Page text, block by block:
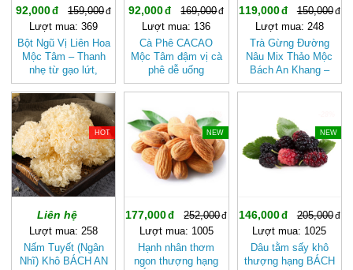
92,000
159,000
Lượt mua: 369
Bột Ngũ Vị Liên Hoa
Mộc Tâm – Thanh
nhẹ từ gạo lứt,
thơm bùi vị hạt sen
92,000
169,000
Lượt mua: 136
Cà Phê CACAO
Mộc Tâm đậm vị cà
phê dễ uống
119,000
150,000
Lượt mua: 248
Trà Gừng Đường
Nâu Mix Thảo Mộc
Bách An Khang –
Thơm Ấm Tự Nhiên,
HOT
Liên hệ
Lượt mua: 258
Nấm Tuyết (Ngân
Nhĩ) Khô BÁCH AN
NEW
177,000
252,000
Lượt mua: 1005
Hạnh nhân thơm
ngon thượng hạng
NEW
146,000
205,000
Lượt mua: 1025
Dâu tằm sấy khô
thượng hạng BÁCH